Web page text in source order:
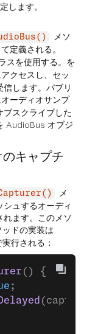
します。
メソ
定義される。
スを使用する。を
クセスし、セッ
します。パブリ
ーディオサンプ
ブスクライブした
AudioBus オブジ
キャプチ
メ
ュするオーディ
ます。このメソ
ッドの実装は
行される：
() {
;